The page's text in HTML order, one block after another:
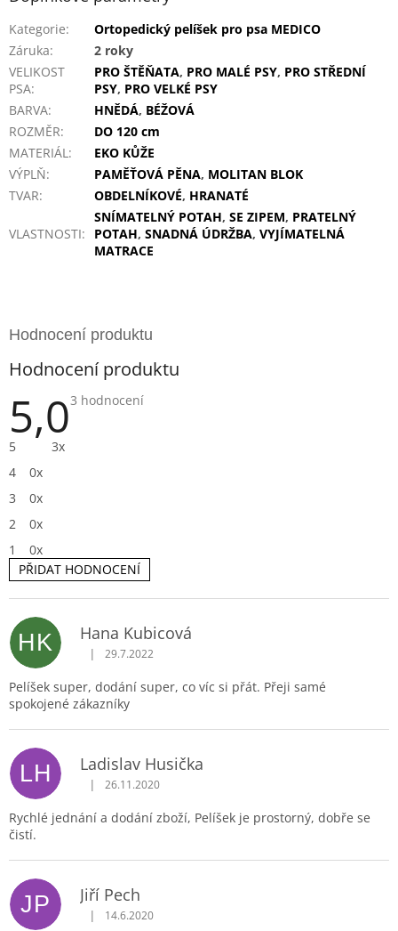
Kategorie:
Ortopedický pelíšek pro psa MEDICO
Záruka:
2 roky
VELIKOST
PSA:
PRO ŠTĚŇATA, PRO MALÉ PSY, PRO STŘEDNÍ
PSY, PRO VELKÉ PSY
BARVA: HNĚDÁ, BÉŽOVÁ
ROZMĚR:
DO 120 cm
MATERIÁL:
EKO KŮŽE
VÝPLŇ: PAMĚŤOVÁ PĚNA, MOLITAN BLOK
TVAR: OBDELNÍKOVÉ, HRANATÉ
VLASTNOSTI:
SNÍMATELNÝ POTAH, SE ZIPEM, PRATELNÝ
POTAH, SNADNÁ ÚDRŽBA, VYJÍMATELNÁ
MATRACE
Hodnocení produktu
5,0Průměrné
3 hodnocení
5
3x
4
0x
3
0x
2
0x
1
0x
PŘIDAT HODNOCENÍ
V
ý
p
s
h
o
n
o
c
e
n
í
HK Hana Kubicová
Hodnocení produktu je 5 z 5 hvězdiček.
| 29.7.2022
Pelíšek super, dodání super, co víc si přát. Přeji samé
spokojené zákazníky
LH Ladislav Husička
Hodnocení produktu je 5 z 5 hvězdiček.
| 26.11.2020
Rychlé jednání a dodání zboží, Pelíšek je prostorný, dobře se
čistí.
JP Jiří Pech
Hodnocení produktu je 5 z 5 hvězdiček.
| 14.6.2020